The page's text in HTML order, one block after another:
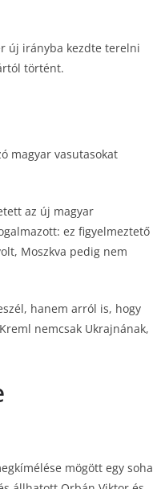
új irányba kezdte terelni
történt.
magyar vasutasokat
az új magyar
ez figyelmeztető
Moszkva pedig nem
hanem arról is, hogy
nemcsak Ukrajnának,
mögött egy soha